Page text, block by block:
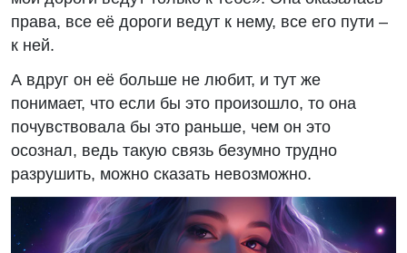
права, все её дороги ведут к нему, все его пути –
к ней.
А вдруг он её больше не любит, и тут же
понимает, что если бы это произошло, то она
почувствовала бы это раньше, чем он это
осознал, ведь такую связь безумно трудно
разрушить, можно сказать невозможно.